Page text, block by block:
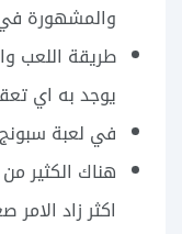
والمشهورة
طريقة اللعب
يوجد به اي
في لعبة
هناك الكثير
اكثر زاد الامر